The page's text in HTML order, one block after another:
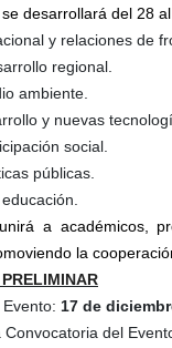
desarrollará del 28
y relaciones de
regional.
ambiente.
y nuevas
social.
públicas.
a académicos,
la
17 de
Convocatoria del